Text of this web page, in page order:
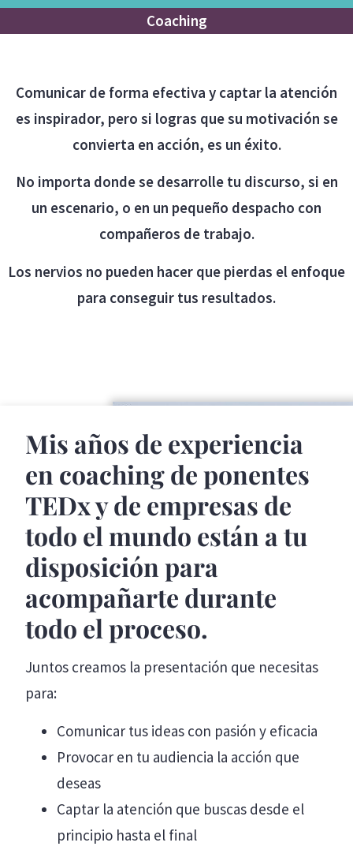
Coaching
Comunicar de forma efectiva y captar la atención
es inspirador, pero si logras que su motivación se
convierta en acción, es un éxito.
No importa donde se desarrolle tu discurso, si en
un escenario, o en un pequeño despacho con
compañeros de trabajo.
Los nervios no pueden hacer que pierdas el enfoque
para conseguir tus resultados.
Mis años de experiencia
en coaching de ponentes
TEDx y de empresas de
todo el mundo están a tu
disposición para
acompañarte durante
todo el proceso.
Juntos creamos la presentación que necesitas
para:
Comunicar tus ideas con pasión y eficacia
Provocar en tu audiencia la acción que
deseas
Captar la atención que buscas desde el
principio hasta el final